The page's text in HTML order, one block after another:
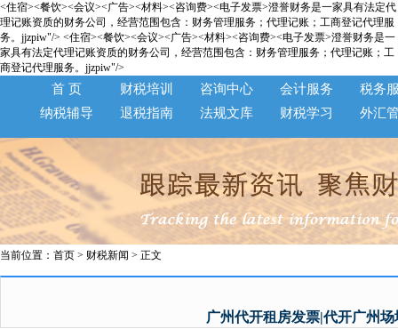
<住宿><餐饮><会议><广告><材料><咨询费><电子发票>澄誉财务是一家具有法定代
理记账资质的财务公司，经营范围包含：财务管理服务；代理记账；工商登记代理服
务。jjzpiw"/> <住宿><餐饮><会议><广告><材料><咨询费><电子发票>澄誉财务是一
家具有法定代理记账资质的财务公司，经营范围包含：财务管理服务；代理记账；工
商登记代理服务。jjzpiw"/>
首 页 财税培训 咨询中心 会计服务
税务
纳税辅导
退税指南 法规文库 财税学习 外汇
当前位置： 首页 > 财税新闻 > 正文
广州代开租房发票|代开广州